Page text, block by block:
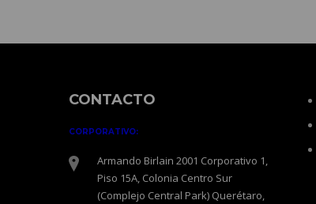
CONTACTO
CORPORATIVO:
Armando Birlain 2001 Corporativo 1,
Piso 15A, Colonia Centro Sur
(Complejo Central Park) Querétaro,